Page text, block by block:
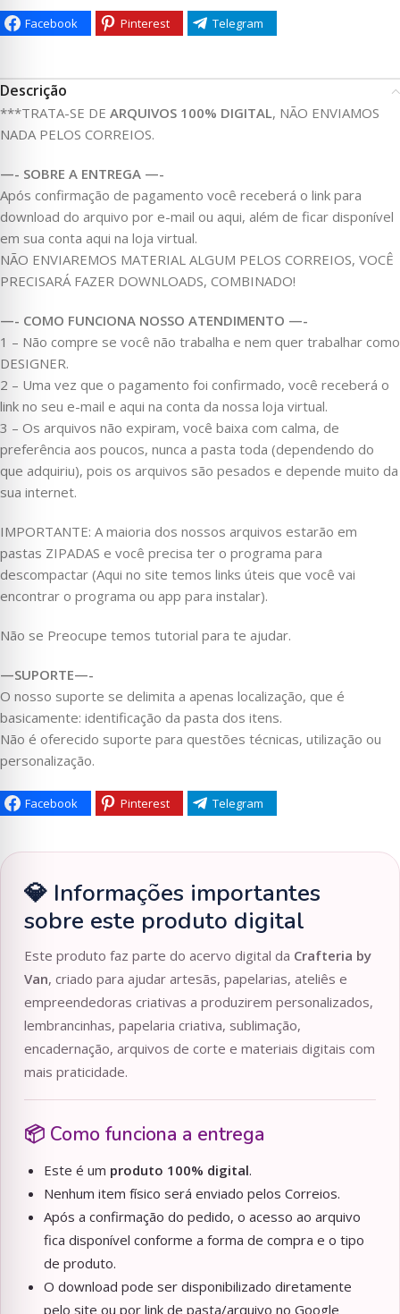
Facebook Pinterest Telegram
Descrição
***TRATA-SE DE ARQUIVOS 100% DIGITAL, NÃO ENVIAMOS
NADA PELOS CORREIOS.
—- SOBRE A ENTREGA —-
Após confirmação de pagamento você receberá o link para
download do arquivo por e-mail ou aqui, além de ficar disponível
em sua conta aqui na loja virtual.
NÃO ENVIAREMOS MATERIAL ALGUM PELOS CORREIOS, VOCÊ
PRECISARÁ FAZER DOWNLOADS, COMBINADO!
—- COMO FUNCIONA NOSSO ATENDIMENTO —-
1 – Não compre se você não trabalha e nem quer trabalhar como
DESIGNER.
2 – Uma vez que o pagamento foi confirmado, você receberá o
link no seu e-mail e aqui na conta da nossa loja virtual.
3 – Os arquivos não expiram, você baixa com calma, de
preferência aos poucos, nunca a pasta toda (dependendo do
que adquiriu), pois os arquivos são pesados e depende muito da
sua internet.
IMPORTANTE: A maioria dos nossos arquivos estarão em
pastas ZIPADAS e você precisa ter o programa para
descompactar (Aqui no site temos links úteis que você vai
encontrar o programa ou app para instalar).
Não se Preocupe temos tutorial para te ajudar.
—SUPORTE—-
O nosso suporte se delimita a apenas localização, que é
basicamente: identificação da pasta dos itens.
Não é oferecido suporte para questões técnicas, utilização ou
personalização.
Facebook Pinterest Telegram
💎 Informações importantes
sobre este produto digital
Este produto faz parte do acervo digital da Crafteria by
Van, criado para ajudar artesãs, papelarias, ateliês e
empreendedoras criativas a produzirem personalizados,
lembrancinhas, papelaria criativa, sublimação,
encadernação, arquivos de corte e materiais digitais com
mais praticidade.
📦 Como funciona a entrega
Este é um produto 100% digital.
Nenhum item físico será enviado pelos Correios.
Após a confirmação do pedido, o acesso ao arquivo
fica disponível conforme a forma de compra e o tipo
de produto.
O download pode ser disponibilizado diretamente
pelo site ou por link de pasta/arquivo no Google